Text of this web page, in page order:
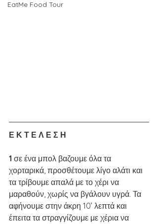
EatMe Food Tour
Ε Κ Τ Ε Λ Ε Σ Η
1 σε ένα μπολ βαζουμε όλα τα
χορταρικά, προσθέτουμε λίγο αλάτι και
τα τρίβουμε απαλά με το χέρι να
μαραθούν, χωρίς να βγάλουν υγρά. Τα
αφήνουμε στην άκρη 10’ λεπτά και
έπειτα τα στραγγίζουμε με χέρια να